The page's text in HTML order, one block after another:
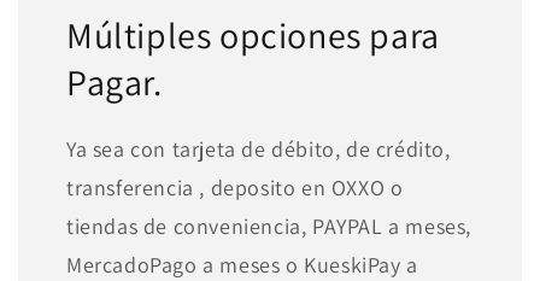
Múltiples opciones para
Pagar.
Ya sea con tarjeta de débito, de crédito,
transferencia , deposito en OXXO o
tiendas de conveniencia, PAYPAL a meses,
MercadoPago a meses o KueskiPay a